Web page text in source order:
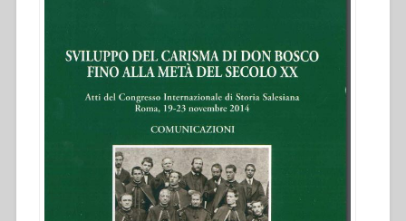
XX.
Atti
del
Congresso
internazionale
di
Storia
Salesiana
Roma,